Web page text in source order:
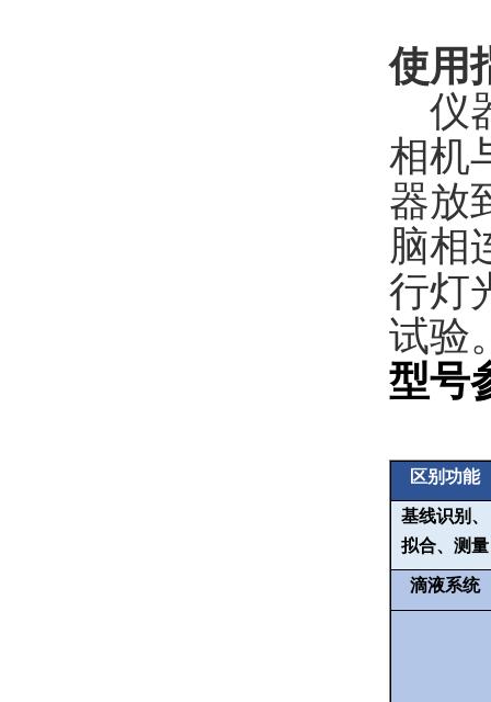
使用
仪
相机
器放
脑相
行灯
试验
型号
区别功能
基线识别、
拟合、测量
滴液系统